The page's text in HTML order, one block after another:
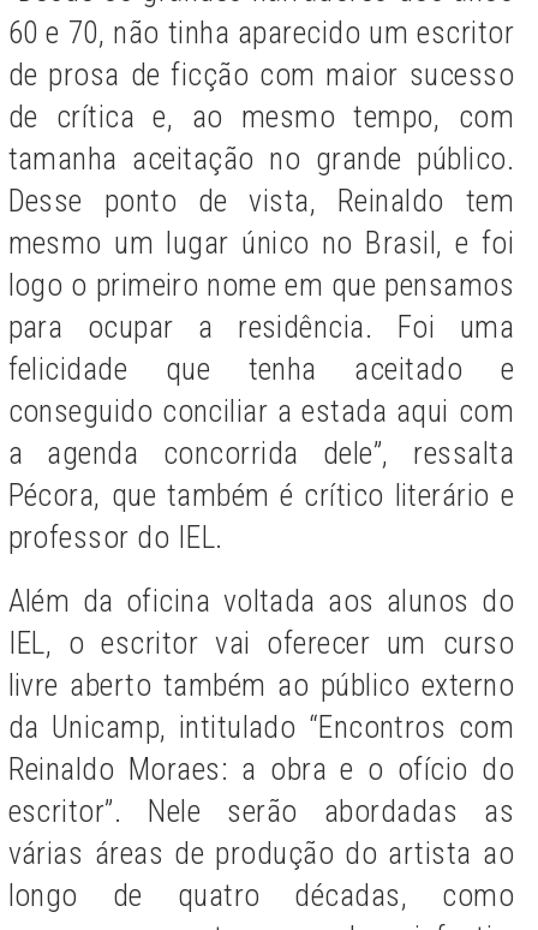
60 e 70, não tinha aparecido um escritor
de prosa de ficção com maior sucesso
de crítica e, ao mesmo tempo, com
tamanha aceitação no grande público.
Desse ponto de vista, Reinaldo tem
mesmo um lugar único no Brasil, e foi
logo o primeiro nome em que pensamos
para ocupar a residência. Foi uma
felicidade que tenha aceitado e
conseguido conciliar a estada aqui com
a agenda concorrida dele”, ressalta
Pécora, que também é crítico literário e
professor do IEL.
Além da oficina voltada aos alunos do
IEL, o escritor vai oferecer um curso
livre aberto também ao público externo
da Unicamp, intitulado “Encontros com
Reinaldo Moraes: a obra e o ofício do
escritor”. Nele serão abordadas as
várias áreas de produção do artista ao
longo de quatro décadas, como